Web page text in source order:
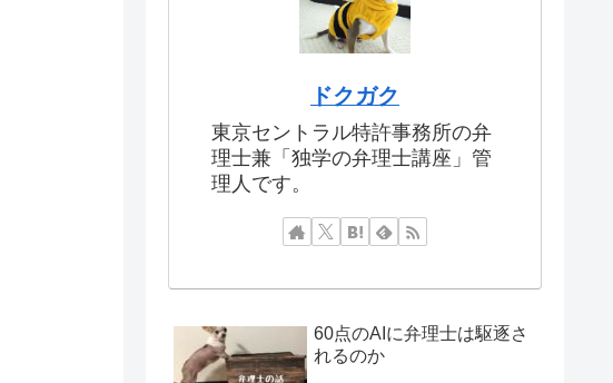
ドクガク
東京セントラル特許事務所の弁
理士兼「独学の弁理士講座」管
理人です。
60点のAIに弁理士は駆逐さ
れるのか